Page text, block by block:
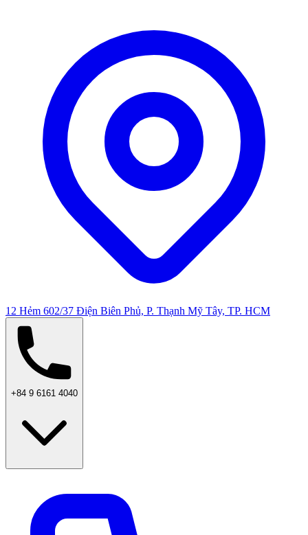
12 Hẻm 602/37 Điện Biên Phủ, P. Thạnh Mỹ Tây, TP. HCM
+84 9 6161 4040